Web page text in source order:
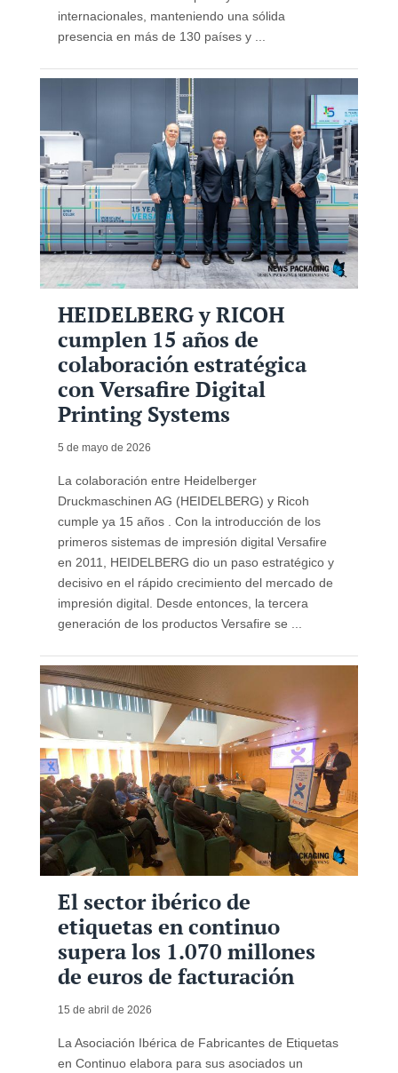
internacionales, manteniendo una sólida
presencia en más de 130 países y ...
HEIDELBERG y RICOH
cumplen 15 años de
colaboración estratégica
con Versafire Digital
Printing Systems
5 de mayo de 2026
La colaboración entre Heidelberger
Druckmaschinen AG (HEIDELBERG) y Ricoh
cumple ya 15 años . Con la introducción de los
primeros sistemas de impresión digital Versafire
en 2011, HEIDELBERG dio un paso estratégico y
decisivo en el rápido crecimiento del mercado de
impresión digital. Desde entonces, la tercera
generación de los productos Versafire se ...
El sector ibérico de
etiquetas en continuo
supera los 1.070 millones
de euros de facturación
15 de abril de 2026
La Asociación Ibérica de Fabricantes de Etiquetas
en Continuo elabora para sus asociados un